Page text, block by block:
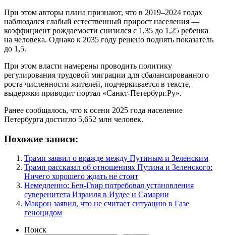
При этом авторы плана признают, что в 2019–2024 годах
наблюдался слабый естественный прирост населения —
коэффициент рождаемости снизился с 1,35 до 1,25 ребенка
на человека. Однако к 2035 году решено поднять показатель
до 1,5.
При этом власти намерены проводить политику
регулирования трудовой миграции для сбалансированного
роста численности жителей, подчеркивается в тексте,
выдержки приводит портал «Санкт-Петербург.Ру».
Ранее сообщалось, что к осени 2025 года население
Петербурга достигло 5,652 млн человек.
Похожие записи:
Трамп заявил о вражде между Путиным и Зеленским
Трамп рассказал об отношениях Путина и Зеленского:
Ничего хорошего ждать не стоит
Немедленно: Бен-Гвир потребовал установления
суверенитета Израиля в Иудее и Самарии
Макрон заявил, что не считает ситуацию в Газе
геноцидом
Поиск